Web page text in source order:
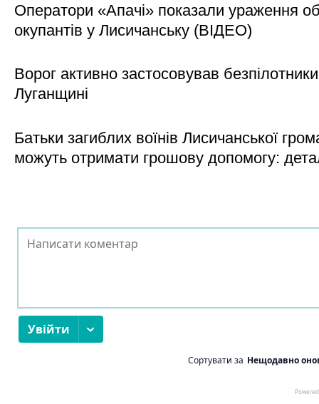
Оператори «Апачі» показали ураження
окупантів у Лисичанську (ВІДЕО)
Ворог активно застосовував
Луганщині
Батьки загиблих воїнів Лисичанської
можуть отримати грошову допомогу: